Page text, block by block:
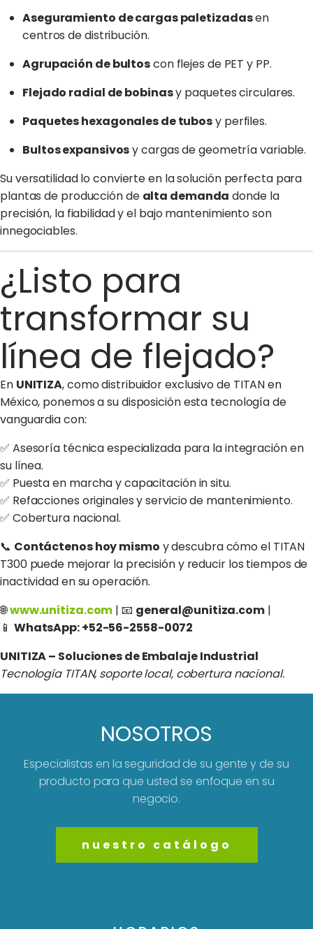
Aseguramiento de cargas paletizadasen
centros de distribución.
Agrupación de bultoscon flejes de PET y PP.
Flejado radial de bobinasy paquetes circulares.
Paquetes hexagonales de tubosy perfiles.
Bultos expansivosy cargas de geometría variable.
Su versatilidad lo convierte en la solución perfecta para
plantas de producción de alta demanda donde la
precisión, la fiabilidad y el bajo mantenimiento son
innegociables.
¿Listo para
transformar su
línea de flejado?
En UNITIZA, como distribuidor exclusivo de TITAN en
México, ponemos a su disposición esta tecnología de
vanguardia con:
✅ Asesoría técnica especializada para la integración en
su línea.
✅ Puesta en marcha y capacitación in situ.
✅ Refacciones originales y servicio de mantenimiento.
✅ Cobertura nacional.
📞 Contáctenos hoy mismo y descubra cómo el TITAN
T300 puede mejorar la precisión y reducir los tiempos de
inactividad en su operación.
🌐www.unitiza.com | 📧 general@unitiza.com|
📱 WhatsApp: +52-56-2558-0072
UNITIZA – Soluciones de Embalaje Industrial
Tecnología TITAN, soporte local, cobertura nacional.
NOSOTROS
Especialistas en la seguridad de su gente y de su
producto para que usted se enfoque en su
negocio.
nuestro catálogo